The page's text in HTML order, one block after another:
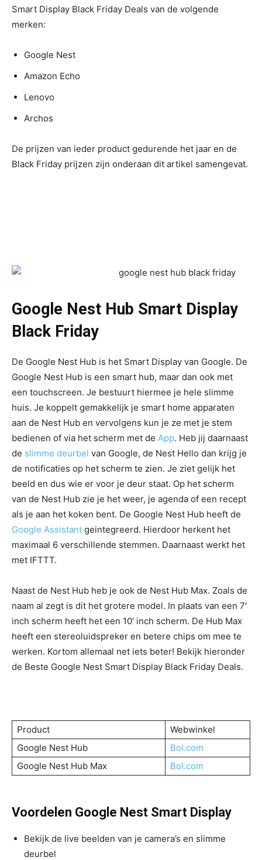
Smart Display Black Friday Deals van de volgende
merken:
Google Nest
Amazon Echo
Lenovo
Archos
De prijzen van ieder product gedurende het jaar en de
Black Friday prijzen zijn onderaan dit artikel samengevat.
Google Nest Hub Smart Display
Black Friday
De Google Nest Hub is het Smart Display van Google. De
Google Nest Hub is een smart hub, maar dan ook met
een touchscreen. Je bestuurt hiermee je hele slimme
huis. Je koppelt gemakkelijk je smart home apparaten
aan de Nest Hub en vervolgens kun je ze met je stem
bedienen of via het scherm met de App. Heb jij daarnaast
de slimme deurbel van Google, de Nest Hello dan krijg je
de notificaties op het scherm te zien. Je ziet gelijk het
beeld en dus wie er voor je deur staat. Op het scherm
van de Nest Hub zie je het weer, je agenda of een recept
als je aan het koken bent. De Google Nest Hub heeft de
Google Assistant geintegreerd. Hierdoor herkent het
maximaal 6 verschillende stemmen. Daarnaast werkt het
met IFTTT.
Naast de Nest Hub heb je ook de Nest Hub Max. Zoals de
naam al zegt is dit het grotere model. In plaats van een 7′
inch scherm heeft het een 10′ inch scherm. De Hub Max
heeft een stereoluidspreker en betere chips om mee te
werken. Kortom allemaal net iets beter! Bekijk hieronder
de Beste Google Nest Smart Display Black Friday Deals.
Product
Webwinkel
Google Nest Hub
Bol.com
Google Nest Hub Max
Bol.com
Voordelen Google Nest Smart Display
Bekijk de live beelden van je camera’s en slimme
deurbel